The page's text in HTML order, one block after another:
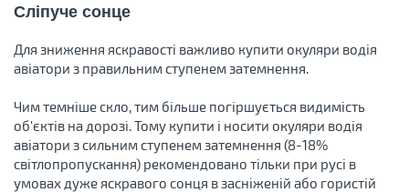
Сліпуче сонце
Для зниження яскравості важливо купити окуляри водія
авіатори з правильним ступенем затемнення.
Чим темніше скло, тим більше погіршується видимість
об'єктів на дорозі. Тому купити і носити окуляри водія
авіатори з сильним ступенем затемнення (8-18%
світлопропускання) рекомендовано тільки при русі в
умовах дуже яскравого сонця в засніженій або гористій